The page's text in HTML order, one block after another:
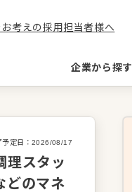
考えの採用担当者様へ
企業から探す
定日： 2026/08/17
理スタッ
どのマネ